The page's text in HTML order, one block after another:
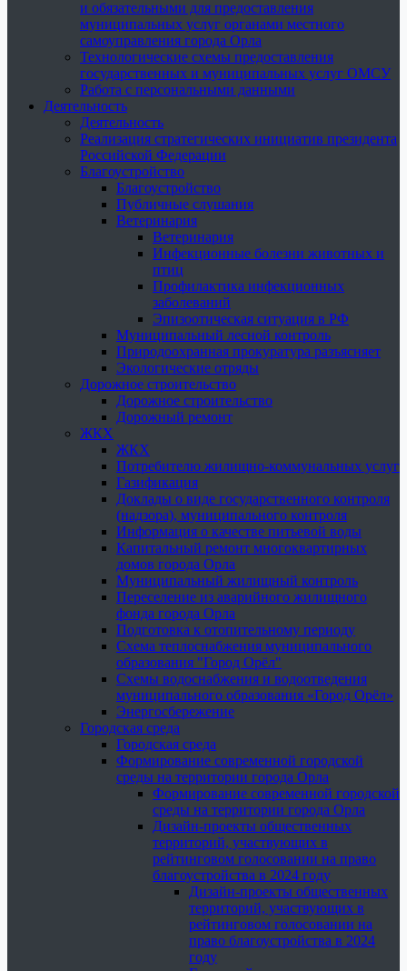
и обязательными для предоставления
муниципальных услуг органами местного
самоуправления города Орла
Технологические схемы предоставления
государственных и муниципальных услуг ОМСУ
Работа с персональными данными
Деятельность
Деятельность
Реализация стратегических инициатив президента
Российской Федерации
Благоустройство
Благоустройство
Публичные слушания
Ветеринария
Ветеринария
Инфекционные болезни животных и
птиц
Профилактика инфекционных
заболеваний
Эпизоотическая ситуация в РФ
Муниципальный лесной контроль
Природоохранная прокуратура разъясняет
Экологические отряды
Дорожное строительство
Дорожное строительство
Дорожный ремонт
ЖКХ
ЖКХ
Потребителю жилищно-коммунальных услуг
Газификация
Доклады о виде государственного контроля
(надзора), муниципального контроля
Информация о качестве питьевой воды
Капитальный ремонт многоквартирных
домов города Орла
Муниципальный жилищный контроль
Переселение из аварийного жилищного
фонда города Орла
Подготовка к отопительному периоду
Схема теплоснабжения муниципального
образования "Город Орёл"
Схемы водоснабжения и водоотведения
муниципального образования «Город Орёл»
Энергосбережение
Городская среда
Городская среда
Формирование современной городской
среды на территории города Орла
Формирование современной городской
среды на территории города Орла
Дизайн-проекты общественных
территорий, участвующих в
рейтинговом голосовании на право
благоустройства в 2024 году
Дизайн-проекты общественных
территорий, участвующих в
рейтинговом голосовании на
право благоустройства в 2024
году